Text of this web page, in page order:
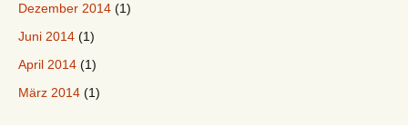
Dezember 2014 (1)
Juni 2014 (1)
April 2014 (1)
März 2014 (1)